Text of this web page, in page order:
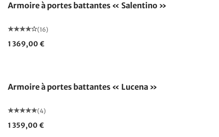
Armoire à portes battantes « Salentino »
(16)
1 369,00 €
Armoire à portes battantes « Lucena »
(4)
1 359,00 €